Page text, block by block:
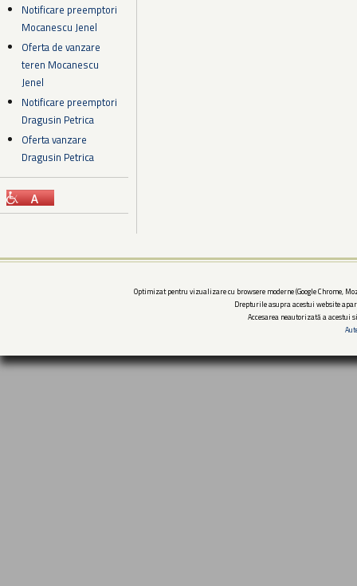
Notificare preemptori
Mocanescu Jenel
Oferta de vanzare
teren Mocanescu
Jenel
Notificare preemptori
Dragusin Petrica
Oferta vanzare
Dragusin Petrica
Optimizat pentru vizualizare cu browsere moderne (Google Chrome,
Drepturile asupra acestui website
Accesarea neautorizată a acestui